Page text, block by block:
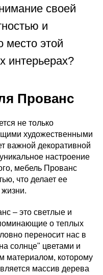
своей
и
место этой
интерьерах?
Прованс
не только
художественными
важной декоративной
настроение
мебель Прованс
что делает ее
– это светлые и
о теплых
переносит нас в
солнце" цветами и
материалом, которому
массив дерева